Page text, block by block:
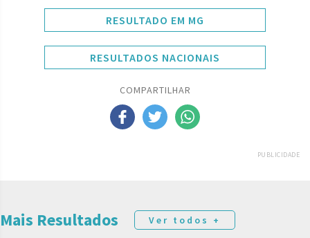
RESULTADO EM MG
RESULTADOS NACIONAIS
COMPARTILHAR
PUBLICIDADE
Mais Resultados Ver todos +